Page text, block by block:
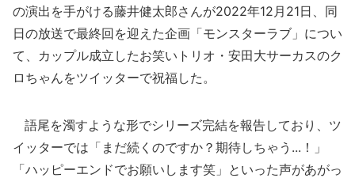
の演出を手がける藤井健太郎さんが2022年12月21日、同
日の放送で最終回を迎えた企画「モンスターラブ」につい
て、カップル成立したお笑いトリオ・安田大サーカスのク
ロちゃんをツイッターで祝福した。
語尾を濁すような形でシリーズ完結を報告しており、ツ
イッターでは「まだ続くのですか？期待しちゃう...！」
「ハッピーエンドでお願いします笑」といった声があがっ